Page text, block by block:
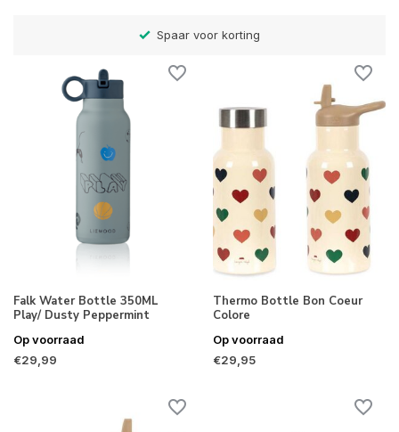
Spaar voor korting
Falk Water Bottle 350ML
Play/ Dusty Peppermint
Op voorraad
€29,99
Thermo Bottle Bon Coeur
Colore
Op voorraad
€29,95